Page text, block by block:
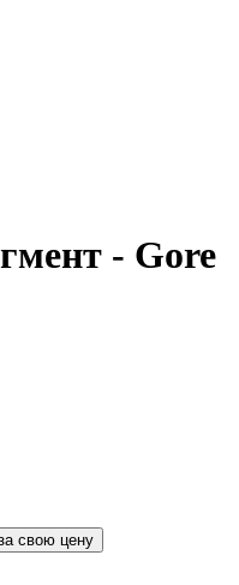
- Gore
свою цену